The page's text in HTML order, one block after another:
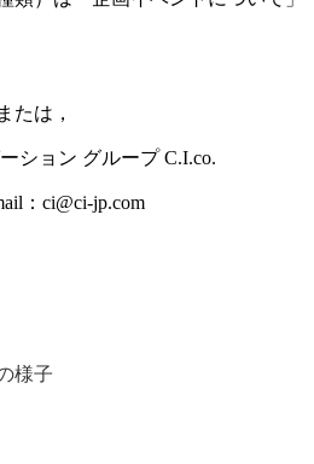
たは，
ション グループ C.I.co.
：ci@ci-jp.com
様子